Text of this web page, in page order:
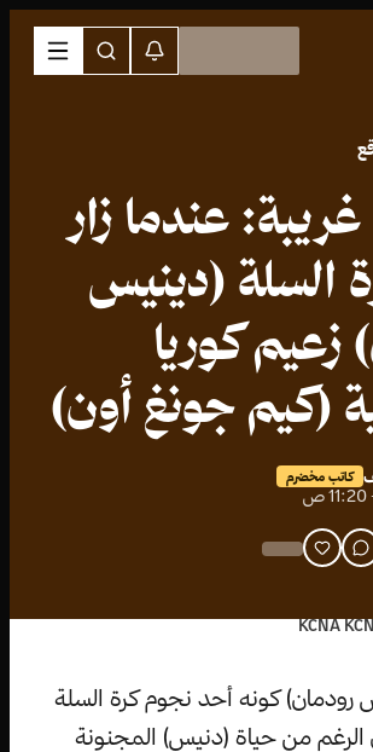
عندما زار
السلة (دينيس
زعيم كوريا
(كيم جونغ أون)
كاتب مخضرم
كونه أحد نجوم كرة السلة
الرغم من حياة (دنيس) المجنونة